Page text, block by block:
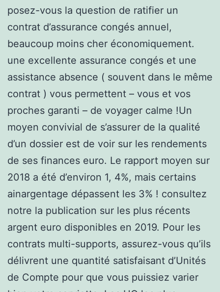
posez-vous la question de ratifier un
contrat d’assurance congés annuel,
beaucoup moins cher économiquement.
une excellente assurance congés et une
assistance absence ( souvent dans le même
contrat ) vous permettent – vous et vos
proches garanti – de voyager calme !Un
moyen convivial de s’assurer de la qualité
d’un dossier est de voir sur les rendements
de ses finances euro. Le rapport moyen sur
2018 a été d’environ 1, 4%, mais certains
ainargentage dépassent les 3% ! consultez
notre la publication sur les plus récents
argent euro disponibles en 2019. Pour les
contrats multi-supports, assurez-vous qu’ils
délivrent une quantité satisfaisant d’Unités
de Compte pour que vous puissiez varier